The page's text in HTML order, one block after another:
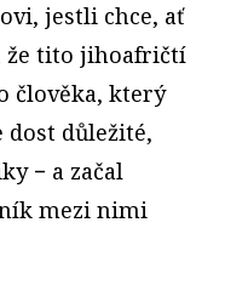
jestli chce, ať
že tito jihoafričtí
člověka, který
dost důležité,
− a začal
mezi nimi